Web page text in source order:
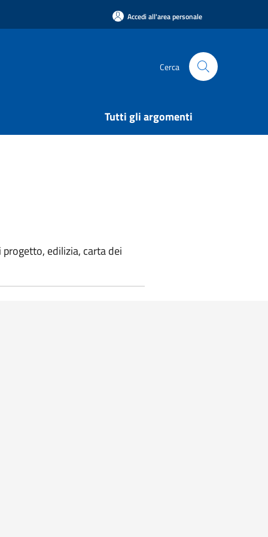
Accedi all'area personale
Cerca
Tutti gli argomenti
edilizia, carta dei